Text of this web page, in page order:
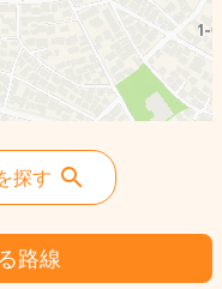
株）
株）
探す
路線